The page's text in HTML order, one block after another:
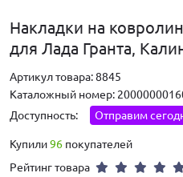
Накладки на
для Лада Гранта,
Артикул товара: 8845
Каталожный номер:
Доступность:
Отправим
Купили96 покупателей
Рейтинг товара